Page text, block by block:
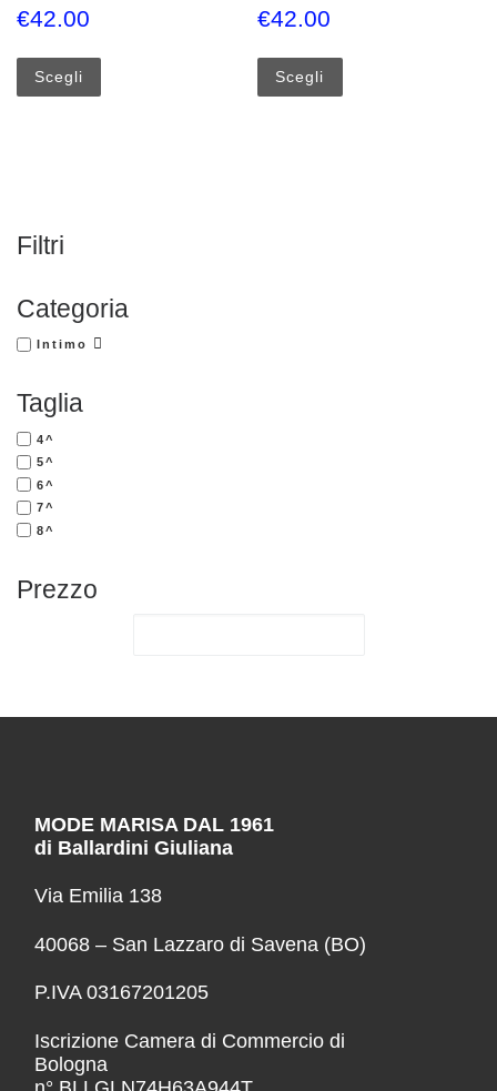
€42.00
Scegli
€42.00
Scegli
Filtri
Categoria
Intimo
Taglia
4^
5^
6^
7^
8^
Prezzo
MODE MARISA DAL 1961
di Ballardini Giuliana
Via Emilia 138
40068 – San Lazzaro di Savena (BO)
P.IVA 03167201205
Iscrizione Camera di Commercio di
Bologna